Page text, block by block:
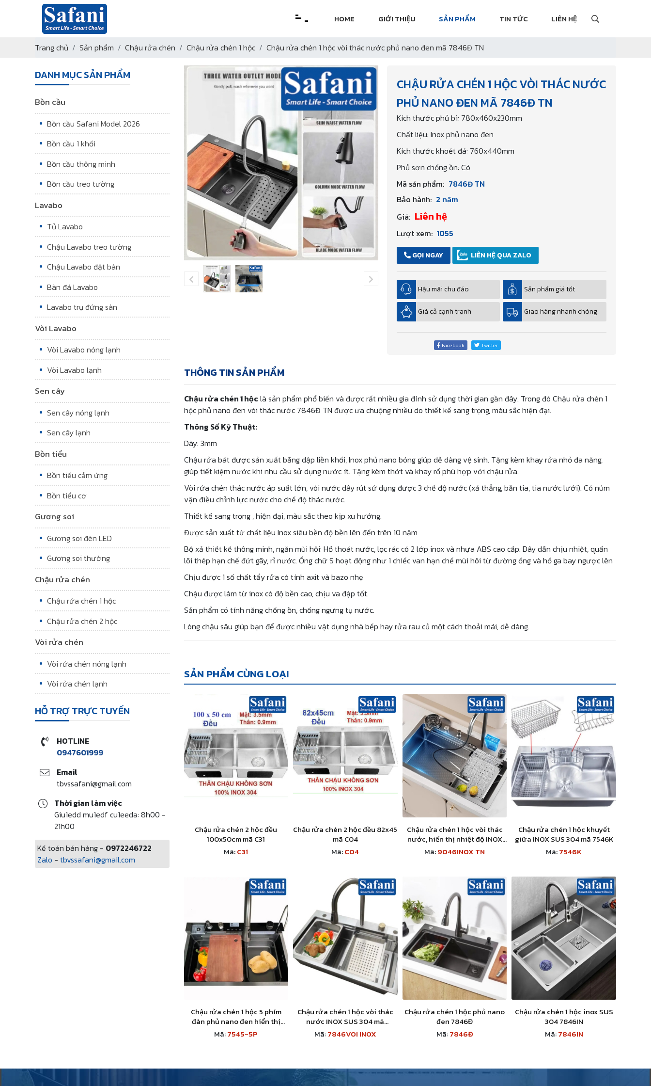
HOME GIỚI THIỆU SẢN PHẨM TIN TỨC LIÊN HỆ
Trang chủ Sản phẩm Chậu rửa chén Chậu rửa chén 1 hộc Chậu rửa chén 1 hộc vòi thác nước phủ nano đen mã 7846Đ TN
CHẬU RỬA CHÉN 1 HỘC VÒI THÁC NƯỚC
PHỦ NANO ĐEN MÃ 7846Đ TN
Kích thước phủ bì: 780x460x230mm
Chất liệu: Inox phủ nano đen
Kích thước khoét đá: 760x440mm
Phủ sơn chống ồn: Có
Mã sản phẩm: 7846Đ TN
Bảo hành: 2 năm
Giá: Liên hệ
Lượt xem: 1055
GỌI NGAY LIÊN HỆ QUA ZALO
Hậu mãi chu đáo Sản phẩm giá tốt
Giá cả cạnh tranh Giao hàng nhanh chóng
Facebook Twitter
THÔNG TIN SẢN PHẨM
Chậu rửa chén 1 hộc là sản phẩm phổ biến và được rất nhiều gia đình sử dụng thời gian gần đây. Trong đó Chậu rửa chén 1
hộc phủ nano đen vòi thác nước 7846Đ TN được ưa chuộng nhiều do thiết kế sang trọng, màu sắc hiện đại.
Thông Số Kỹ Thuật:
Dày: 3mm
Chậu rửa bát được sản xuất bằng dập liền khối, Inox phủ nano bóng giúp dễ dàng vệ sinh. Tặng kèm khay rửa nhỏ đa năng,
giúp tiết kiệm nước khi nhu cầu sử dụng nước ít. Tặng kèm thớt và khay rổ phù hợp với chậu rửa.
Vòi rửa chén thác nước áp suất lớn, vòi nước dây rút sử dụng được 3 chế độ nước (xả thẳng, bắn tia, tia nước lưới). Có núm
vặn điều chỉnh lực nước cho chế độ thác nước.
Thiết kế sang trọng , hiện đại, màu sắc theo kịp xu hướng.
Được sản xuất từ chất liệu Inox siêu bền độ bền lên đến trên 10 năm
Bộ xả thiết kế thông minh, ngăn mùi hôi: Hố thoát nước, lọc rác có 2 lớp inox và nhựa ABS cao cấp. Dây dẫn chịu nhiệt, quấn
lõi thép hạn chế đứt gãy, rỉ nước. Ống chữ S hoạt động như 1 chiếc van hạn chế mùi hôi từ đường ống và hố ga bay ngược lên
Chịu được 1 số chất tẩy rửa có tính axit và bazo nhẹ
Chậu được làm từ inox có độ bền cao, chịu va đập tốt.
Sản phẩm có tính năng chống ồn, chống ngưng tụ nước.
Lòng chậu sâu giúp bạn để được nhiều vật dụng nhà bếp hay rửa rau củ một cách thoải mái, dễ dàng.
SẢN PHẨM CÙNG LOẠI
Chậu rửa chén 2 hộc đều
100x50cm mã C31
Mã:C31
Chậu rửa chén 2 hộc đều 82x45
mã C04
Mã:C04
Chậu rửa chén 1 hộc vòi thác
nước, hiển thị nhiệt độ INOX
SUS 304 mã 9046INOX TN
Mã:9046INOX TN
Chậu rửa chén 1 hộc khuyết
giữa INOX SUS 304 mã 7546K
Mã:7546K
Chậu rửa chén 1 hộc 5 phím
đàn phủ nano đen hiển thị
nhiệt độ và đèn led 7545-5P
Mã:7545-5P
Chậu rửa chén 1 hộc vòi thác
nước INOX SUS 304 mã
7846VOI INOX
Mã:7846VOI INOX
Chậu rửa chén 1 hộc phủ nano
đen 7846Đ
Mã:7846Đ
Chậu rửa chén 1 hộc inox SUS
304 7846IN
Mã:7846IN
DANH MỤC SẢN PHẨM
Bồn cầu
Bồn cầu Safani Model 2026
Bồn cầu 1 khối
Bồn cầu thông minh
Bồn cầu treo tường
Lavabo
Tủ Lavabo
Chậu Lavabo treo tường
Chậu Lavabo đặt bàn
Bàn đá Lavabo
Lavabo trụ đứng sàn
Vòi Lavabo
Vòi Lavabo nóng lạnh
Vòi Lavabo lạnh
Sen cây
Sen cây nóng lạnh
Sen cây lạnh
Bồn tiểu
Bồn tiểu cảm ứng
Bồn tiểu cơ
Gương soi
Gương soi đèn LED
Gương soi thường
Chậu rửa chén
Chậu rửa chén 1 hộc
Chậu rửa chén 2 hộc
Vòi rửa chén
Vòi rửa chén nóng lạnh
Vòi rửa chén lạnh
HỖ TRỢ TRỰC TUYẾN
HOTLINE
0947601999
Email
tbvssafani@gmail.com
Thời gian làm việc
Giu1edd mu1edf cu1eeda: 8h00 -
21h00
Kế toán bán hàng - 0972246722
Zalo - tbvssafani@gmail.com